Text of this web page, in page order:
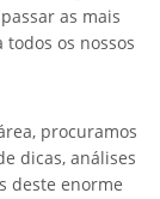
as mais
os nossos
procuramos
dicas, análises
deste enorme